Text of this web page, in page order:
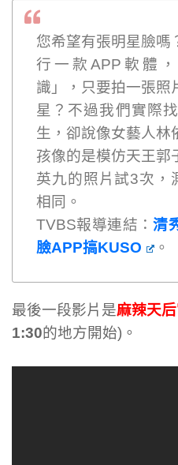
您希望有張明星臉嗎
行一款APP軟體
識」，只要拍一張照
星？不過我們實際
生，卻說像女藝人林
孩像的是模仿天王郭
英九的照片試3次，
相同。
TVBS報導連結：清
臉APP搞KUSO
。
最後一段影片是麻辣天
1:30的地方開始)。